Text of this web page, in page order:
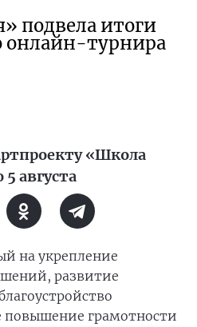
подвела итоги
онлайн-турнира
«Школа
августа
на укрепление
развитие
повышение грамотности